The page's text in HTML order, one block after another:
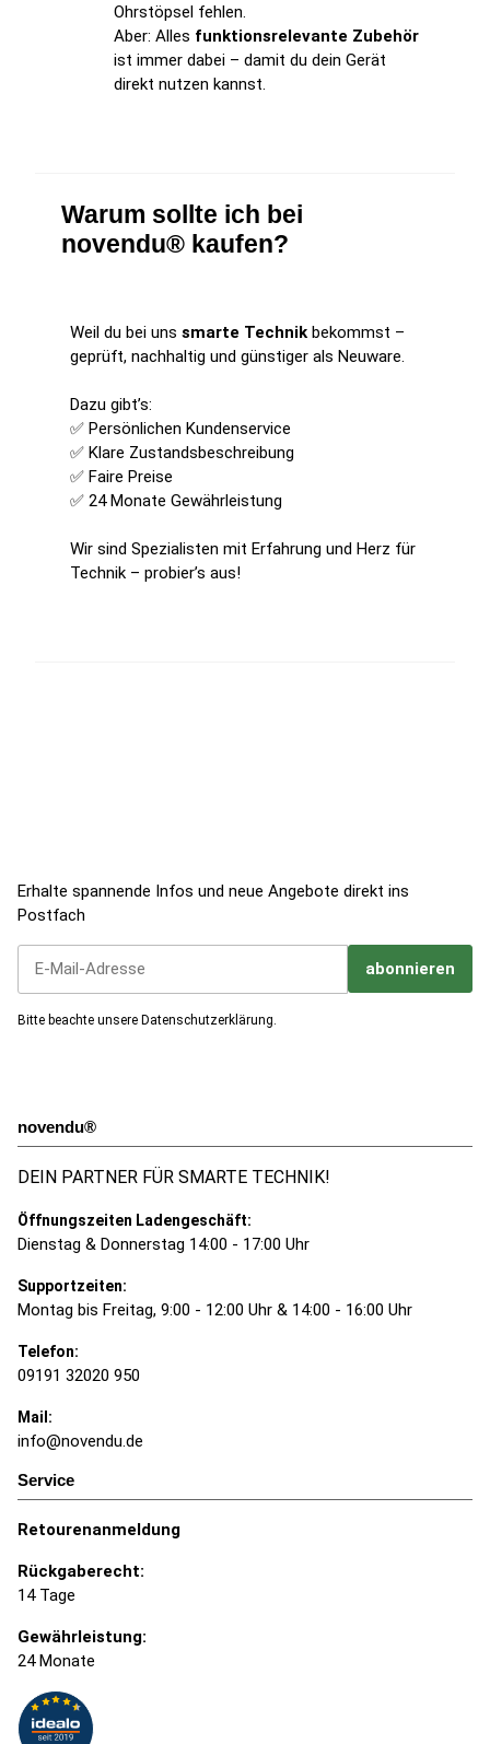
Ohrstöpsel fehlen.
Aber: Alles funktionsrelevante Zubehör
ist immer dabei – damit du dein Gerät
direkt nutzen kannst.
Warum sollte ich bei
novendu® kaufen?
Weil du bei uns smarte Technikbekommst –
geprüft, nachhaltig und günstiger als Neuware.
Dazu gibt’s:
✅ Persönlichen Kundenservice
✅ Klare Zustandsbeschreibung
✅ Faire Preise
✅ 24 Monate Gewährleistung
Wir sind Spezialisten mit Erfahrung und Herz für
Technik – probier’s aus!
Erhalte spannende Infos und neue Angebote direkt ins
Postfach
abonnieren
Bitte beachte unsere Datenschutzerklärung
novendu®
DEIN PARTNER FÜR SMARTE TECHNIK!
Öffnungszeiten Ladengeschäft:
Dienstag & Donnerstag 14:00 - 17:00 Uhr
Supportzeiten:
Montag bis Freitag, 9:00 - 12:00 Uhr & 14:00 - 16:00 Uhr
Telefon:
09191 32020 950
Mail:
info@novendu.de
Service
Retourenanmeldung
Rückgaberecht:
14 Tage
Gewährleistung:
24 Monate